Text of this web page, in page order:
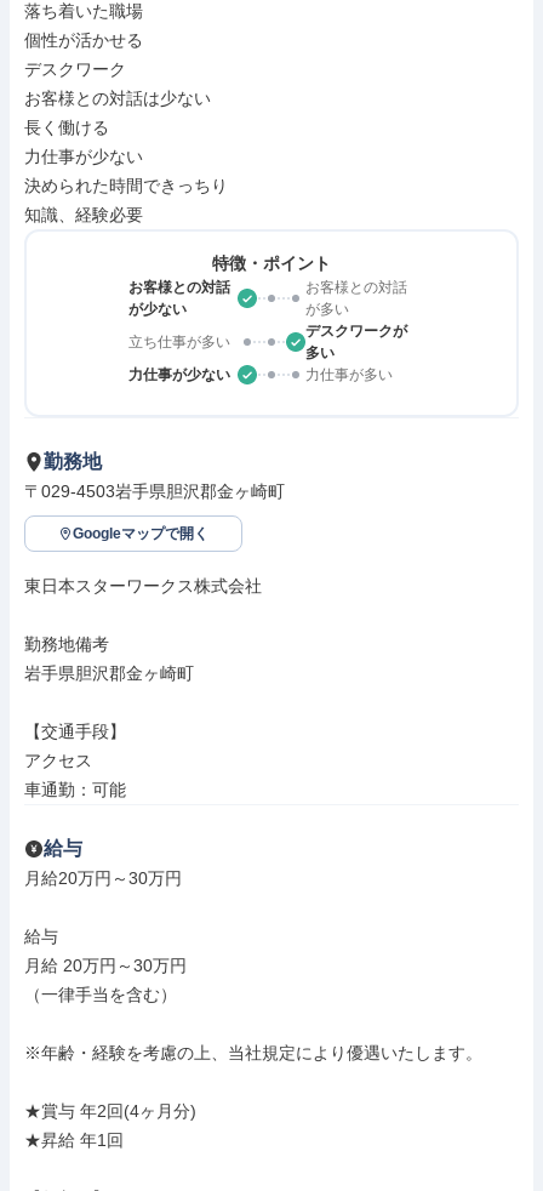
落ち着いた職場
個性が活かせる
デスクワーク
お客様との対話は少ない
長く働ける
力仕事が少ない
決められた時間できっちり
知識、経験必要
特徴・ポイント
お客様との対話
が少ない
お客様との対話
が多い
立ち仕事が多い
デスクワークが
多い
力仕事が少ない
力仕事が多い
勤務地
〒029-4503岩手県胆沢郡金ヶ崎町
Googleマップで開く
東日本スターワークス株式会社
勤務地備考
岩手県胆沢郡金ヶ崎町
【交通手段】
アクセス
車通勤：可能
給与
月給20万円～30万円
給与
月給 20万円～30万円
（一律手当を含む）
※年齢・経験を考慮の上、当社規定により優遇いたします。
★賞与 年2回(4ヶ月分)
★昇給 年1回